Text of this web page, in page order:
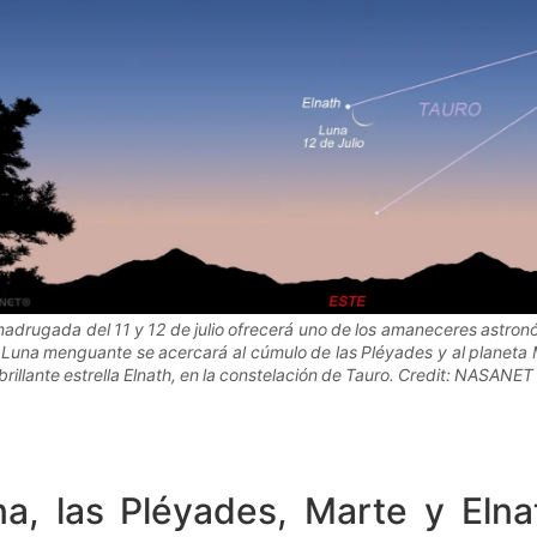
del 11 y 12 de julio ofrecerá uno de los amaneceres
menguante se acercará al cúmulo de las Pléyades y al
estrella Elnath, en la constelación de Tauro. Credit: NASANET
las Pléyades, Marte y